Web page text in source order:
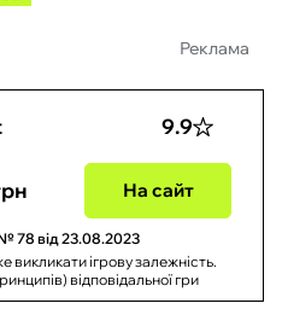
Реклама
9.9
На сайт
78 від 23.08.2023
викликати ігрову залежність.
відповідальної гри